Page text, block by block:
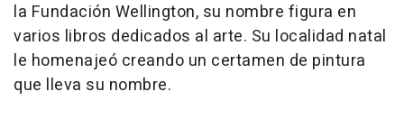
la Fundación Wellington, su nombre figura en
varios libros dedicados al arte. Su localidad natal
le homenajeó creando un certamen de pintura
que lleva su nombre.